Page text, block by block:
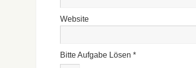
Website
Bitte Aufgabe Lösen *